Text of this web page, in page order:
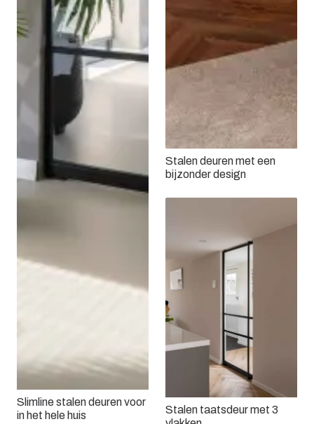
Slimline stalen deuren voor
in het hele huis
Stalen deuren met een
bijzonder design
Stalen taatsdeur met 3